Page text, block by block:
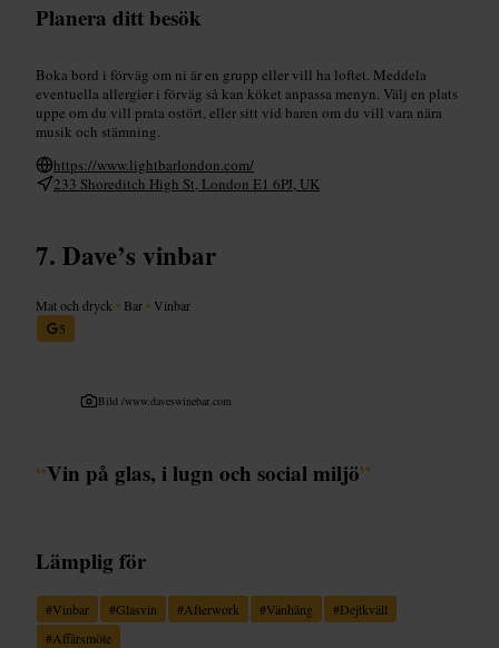
Planera ditt besök
Boka bord i förväg om ni är en grupp eller vill ha loftet. Meddela
eventuella allergier i förväg så kan köket anpassa menyn. Välj en plats
uppe om du vill prata ostört, eller sitt vid baren om du vill vara nära
musik och stämning.
https://www.lightbarlondon.com/
233 Shoreditch High St, London E1 6PJ, UK
Dave’s vinbar
Mat och dryck • Bar • Vinbar
5
Bild /www.daveswinebar.com
“Vin på glas, i lugn och social miljö”
Lämplig för
#Vinbar #Glasvin #Afterwork #Vänhäng #Dejtkväll
#Affärsmöte